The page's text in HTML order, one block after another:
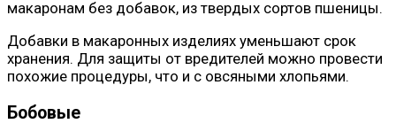
макаронам без добавок, из твердых сортов пшеницы.
Добавки в макаронных изделиях уменьшают срок
хранения. Для защиты от вредителей можно провести
похожие процедуры, что и с овсяными хлопьями.
Бобовые